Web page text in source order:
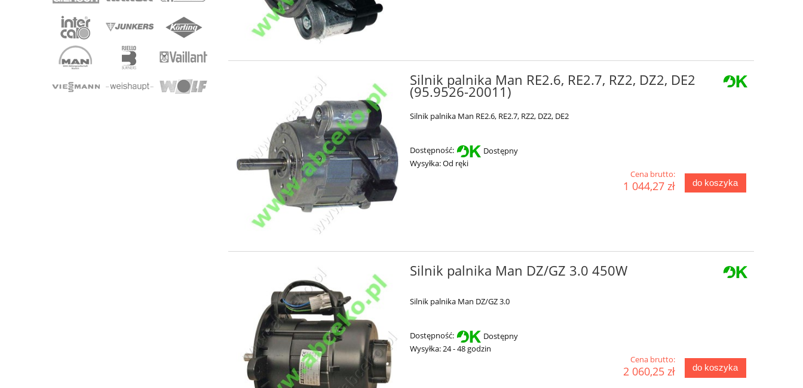
Silnik palnika Man RE2.6, RE2.7, RZ2, DZ2, DE2
(95.9526-20011)
Silnik palnika Man RE2.6, RE2.7, RZ2, DZ2, DE2
Dostępność:
Dostępny
Wysyłka:Od ręki
Cena brutto:
1 044,27 zł do koszyka
Silnik palnika Man DZ/GZ 3.0 450W
Silnik palnika Man DZ/GZ 3.0
Dostępność:
Dostępny
Wysyłka:24 - 48 godzin
Cena brutto:
2 060,25 zł do koszyka